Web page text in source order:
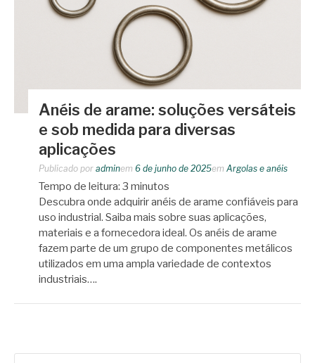
Anéis de arame: soluções versáteis
e sob medida para diversas
aplicações
Publicado por adminem 6 de junho de 2025em Argolas e anéis
Tempo de leitura: 3 minutos
Descubra onde adquirir anéis de arame confiáveis para
uso industrial. Saiba mais sobre suas aplicações,
materiais e a fornecedora ideal. Os anéis de arame
fazem parte de um grupo de componentes metálicos
utilizados em uma ampla variedade de contextos
industriais….